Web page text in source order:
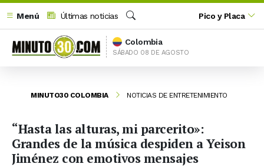
Menú
Últimas noticias
Buscar
Pico y Placa
Colombia
SÁBADO 08 DE AGOSTO
MINUTO30 COLOMBIA NOTICIAS DE ENTRETENIMIENTO
“Hasta las alturas, mi parcerito»:
Grandes de la música despiden a Yeison
Jiménez con emotivos mensajes